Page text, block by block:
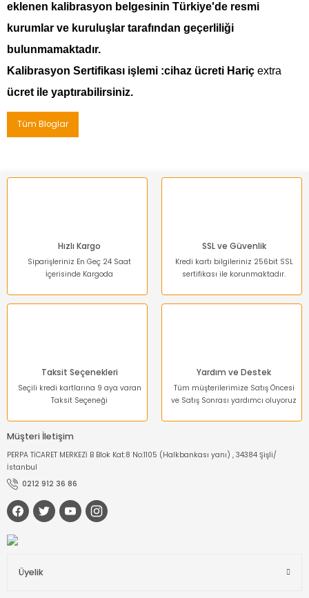
eklenen kalibrasyon belgesinin Türkiye'de resmi
kurumlar ve kuruluşlar tarafından geçerliliği
bulunmamaktadır.
Kalibrasyon Sertifikası işlemi :cihaz ücreti Hariç extra
ücret ile yaptırabilirsiniz.
Tüm Bloglar
Hızlı Kargo
Siparişleriniz En Geç 24 Saat
İçerisinde Kargoda
SSL ve Güvenlik
Kredi kartı bilgileriniz 256bit SSL
sertifikası ile korunmaktadır.
Taksit Seçenekleri
Seçili kredi kartlarına 9 aya varan
Taksit Seçeneği
Yardım ve Destek
Tüm müşterilerimize Satış Öncesi
ve Satış Sonrası yardımcı oluyoruz
Müşteri İletişim
PERPA TİCARET MERKEZİ B Blok Kat:8 No:1105 (Halkbankası yanı) , 34384 Şişli/
İstanbul
0212 912 36 86
Üyelik